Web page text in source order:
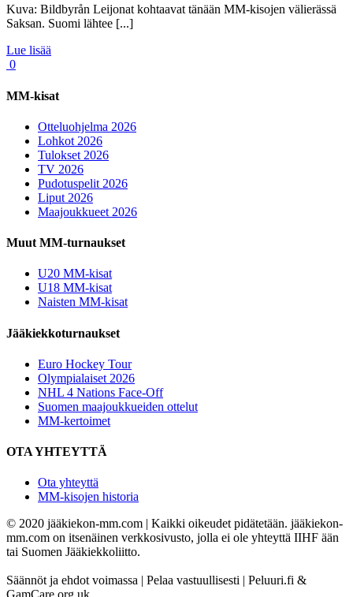
Kuva: Bildbyrån Leijonat kohtaavat tänään MM-kisojen välierässä
Saksan. Suomi lähtee [...]
Lue lisää
0
MM-kisat
Otteluohjelma 2026
Lohkot 2026
Tulokset 2026
TV 2026
Pudotuspelit 2026
Liput 2026
Maajoukkueet 2026
Muut MM-turnaukset
U20 MM-kisat
U18 MM-kisat
Naisten MM-kisat
Jääkiekkoturnaukset
Euro Hockey Tour
Olympialaiset 2026
NHL 4 Nations Face-Off
Suomen maajoukkueiden ottelut
MM-kertoimet
OTA YHTEYTTÄ
Ota yhteyttä
MM-kisojen historia
© 2020 jääkiekon-mm.com | Kaikki oikeudet pidätetään. jääkiekon-
mm.com on itsenäinen verkkosivusto, jolla ei ole yhteyttä IIHF ään
tai Suomen Jääkiekkoliitto.
Säännöt ja ehdot voimassa | Pelaa vastuullisesti | Peluuri.fi &